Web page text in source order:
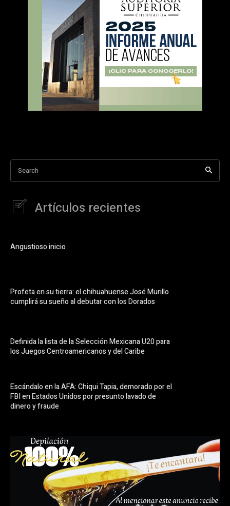
Search
Artículos recientes
Angustioso inicio
Profeta en su tierra: el chihuahuense José Murillo
cumplirá su sueño al debutar con los Dorados
Definida la lista de la Selección Mexicana U20 para
los Juegos Centroamericanos y del Caribe
Escándalo en la AFA: Chiqui Tapia, demorado por el
FBI en Estados Unidos por presunto lavado de
dinero y fraude